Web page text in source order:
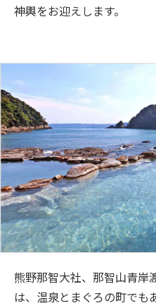
神輿をお迎えします。
熊野那智大社、那智山青岸
は、温泉とまぐろの町でも